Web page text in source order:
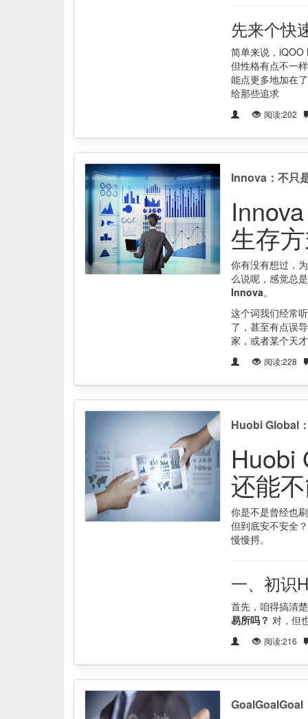
先来个快
简单来说，iQOO
但性格有点不一
能点更多地加在
给那些追求
阅读:202
Innova：不只
生存
你有没有想过，
么说呢，感觉总
Innova。
这个词我们经常
了，甚至有点误
家，或者某个天
阅读:228
Huobi Global
Huobi
还能
你是不是曾经也
但到底安不安全
慢慢捋。
一、初识
首先，咱得搞清
易所吗？ 对，但
阅读:216
GoalGoalGoal